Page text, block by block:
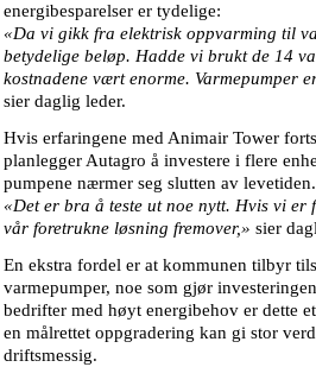
energibesparelser er tydelige:
«Da vi gikk fra elektrisk oppvarming til
betydelige beløp. Hadde vi brukt de 14
kostnadene vært enorme. Varmepumper
sier daglig leder.
Hvis erfaringene med Animair Tower
planlegger Autagro å investere i flere
pumpene nærmer seg slutten av levetiden.
«Det er bra å teste ut noe nytt. Hvis vi
vår foretrukne løsning fremover,» sier
En ekstra fordel er at kommunen tilbyr
varmepumper, noe som gjør
bedrifter med høyt energibehov er dette
en målrettet oppgradering kan gi stor
driftsmessig.